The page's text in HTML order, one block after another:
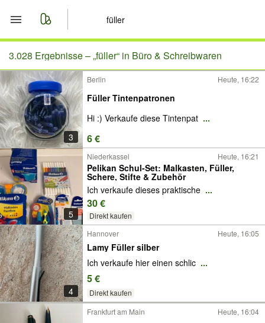
Start
Merkliste
Nachrichten
Anzeige aufgeben
3.028 Ergebnisse –„füller“ in Büro & Schreibwaren
3
Berlin Heute, 16:22
Füller Tintenpatronen
Hi :) Verkaufe diese Tintenpat ...
6 €
5
Niederkassel Heute, 16:21
Pelikan Schul-Set: Malkasten, Füller,
Schere, Stifte & Zubehör
Ich verkaufe dieses praktische ...
30 €
Direkt kaufen
4
Hannover Heute, 16:05
Lamy Füller silber
Ich verkaufe hier einen schlic ...
5 €
Direkt kaufen
Frankfurt am Main Heute, 16:04